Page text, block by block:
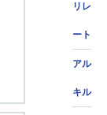
リレ
ート
アル
キル